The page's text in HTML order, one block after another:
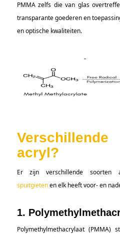
PMMA zelfs die van glas
transparante goederen en
en optische kwaliteiten.
acryl?
Er zijn verschillende soorten
spuitgietenen elk heeft voor- en
1.
Polymethylmethacrylaat